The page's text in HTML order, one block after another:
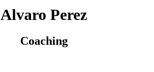
Alvaro Perez
Coaching